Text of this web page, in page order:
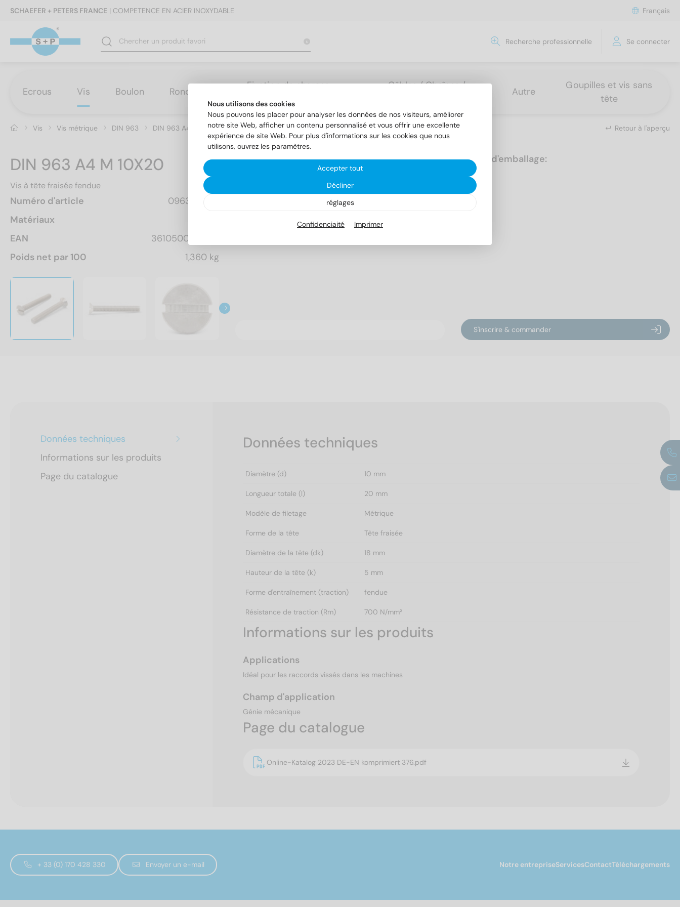
SCHAEFER + PETERS FRANCE | COMPETENCE EN ACIER INOXYDABLE Français
Recherche professionnelle Se connecter
Ecrous Vis Boulon Rondelles
Fixation de charges
lourdes
Câbles / Chaînes /
Autre
Goupilles et vis sans
tête
Vis Vis métrique DIN 963 DIN 963 A4 M 10X20 Retour à l'aperçu
DIN 963 A4 M 10X20
Vis à tête fraisée fendue
Numéro d'article
0963410 20
Matériaux
EAN
3610500162893
Poids net par 100
1,360 kg
Unités d'emballage:
100
S'inscrire & commander
Données techniques
Informations sur les produits
Page du catalogue
Données techniques
Diamètre (d) 10 mm
Longueur totale (l) 20 mm
Modèle de filetage Métrique
Forme de la tête Tête fraisée
Diamètre de la tête (dk) 18 mm
Hauteur de la tête (k) 5 mm
Forme d'entraînement (traction) fendue
Résistance de traction (Rm) 700 N/mm²
Informations sur les produits
Applications
Idéal pour les raccords vissés dans les machines
Champ d'application
Génie mécanique
Page du catalogue
Online-Katalog 2023 DE-EN komprimiert 376.pdf
+ 33 (0) 170 428 330 Envoyer un e-mail Notre entrepriseServicesContactTéléchargements
Nous utilisons des cookies
Nous pouvons les placer pour analyser les données de nos visiteurs, améliorer
notre site Web, afficher un contenu personnalisé et vous offrir une excellente
expérience de site Web. Pour plus d'informations sur les cookies que nous
utilisons, ouvrez les paramètres.
Accepter tout
Décliner
réglages
Confidenciaité Imprimer